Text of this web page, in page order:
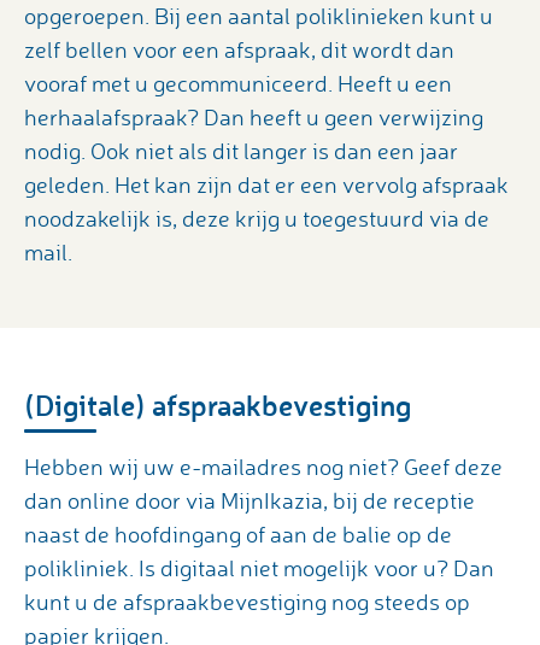
opgeroepen. Bij een aantal poliklinieken kunt u
zelf bellen voor een afspraak, dit wordt dan
vooraf met u gecommuniceerd. Heeft u een
herhaalafspraak? Dan heeft u geen verwijzing
nodig. Ook niet als dit langer is dan een jaar
geleden. Het kan zijn dat er een vervolg afspraak
noodzakelijk is, deze krijg u toegestuurd via de
mail.
(Digitale) afspraakbevestiging
Hebben wij uw e-mailadres nog niet? Geef deze
dan online door via MijnIkazia, bij de receptie
naast de hoofdingang of aan de balie op de
polikliniek. Is digitaal niet mogelijk voor u? Dan
kunt u de afspraakbevestiging nog steeds op
papier krijgen.